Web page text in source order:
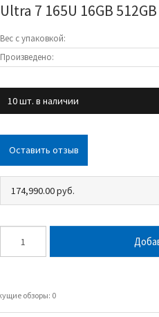
Ultra 7 165U 16GB
Вес с упаковкой:
Произведено:
10 шт. в наличии
Оставить отзыв
174,990.00 руб.
обзоры: 0